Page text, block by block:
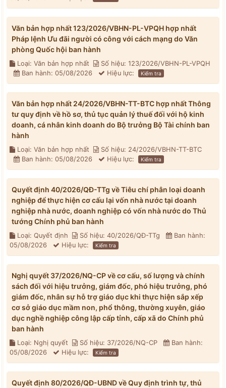
Văn bản hợp nhất 123/2026/VBHN-PL-VPQH hợp nhất
Pháp lệnh Ưu đãi người có công với cách mạng do Văn
phòng Quốc hội ban hành
Loại: Văn bản hợp nhất
Số hiệu: 123/2026/VBHN-PL-VPQH
Ban hành: 05/08/2026
Hiệu lực: Kiểm tra
Văn bản hợp nhất 24/2026/VBHN-TT-BTC hợp nhất Thông
tư quy định về hồ sơ, thủ tục quản lý thuế đối với hộ kinh
doanh, cá nhân kinh doanh do Bộ trưởng Bộ Tài chính ban
hành
Loại: Văn bản hợp nhất
Số hiệu: 24/2026/VBHN-TT-BTC
Ban hành: 05/08/2026
Hiệu lực: Kiểm tra
Quyết định 40/2026/QĐ-TTg về Tiêu chí phân loại doanh
nghiệp để thực hiện cơ cấu lại vốn nhà nước tại doanh
nghiệp nhà nước, doanh nghiệp có vốn nhà nước do Thủ
tướng Chính phủ ban hành
Loại: Quyết định Số hiệu: 40/2026/QĐ-TTg
Ban hành:
05/08/2026
Hiệu lực: Kiểm tra
Nghị quyết 37/2026/NQ-CP về cơ cấu, số lượng và chính
sách đối với hiệu trưởng, giám đốc, phó hiệu trưởng, phó
giám đốc, nhân sự hỗ trợ giáo dục khi thực hiện sắp xếp
cơ sở giáo dục mầm non, phổ thông, thường xuyên, giáo
dục nghề nghiệp công lập cấp tỉnh, cấp xã do Chính phủ
ban hành
Loại: Nghị quyết Số hiệu: 37/2026/NQ-CP
Ban hành:
05/08/2026
Hiệu lực: Kiểm tra
Quyết định 80/2026/QĐ-UBND về Quy định trình tự, thủ